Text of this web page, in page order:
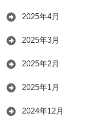
2025年4月
2025年3月
2025年2月
2025年1月
2024年12月